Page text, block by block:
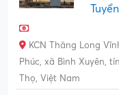
KCN Thăng Long
Phúc, xã Bình Xuyên,
Thọ, Việt Nam